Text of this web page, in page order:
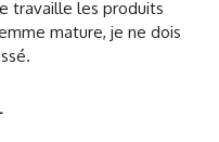
travaille les produits
mature, je ne dois